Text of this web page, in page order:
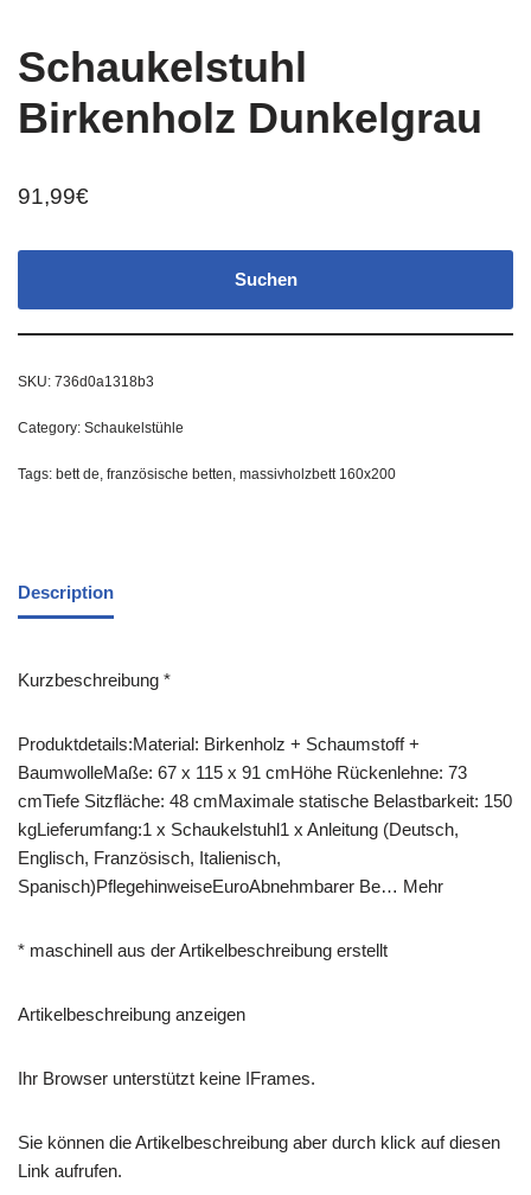
Schaukelstuhl
Birkenholz Dunkelgrau
91,99€
Suchen
SKU: 736d0a1318b3
Category: Schaukelstühle
Tags: bett de, französische betten, massivholzbett 160x200
Description
Kurzbeschreibung *
Produktdetails:Material: Birkenholz + Schaumstoff +
BaumwolleMaße: 67 x 115 x 91 cmHöhe Rückenlehne: 73
cmTiefe Sitzfläche: 48 cmMaximale statische Belastbarkeit: 150
kgLieferumfang:1 x Schaukelstuhl1 x Anleitung (Deutsch,
Englisch, Französisch, Italienisch,
Spanisch)PflegehinweiseEuroAbnehmbarer Be… Mehr
* maschinell aus der Artikelbeschreibung erstellt
Artikelbeschreibung anzeigen
Ihr Browser unterstützt keine IFrames.
Sie können die Artikelbeschreibung aber durch klick auf diesen
Link aufrufen.